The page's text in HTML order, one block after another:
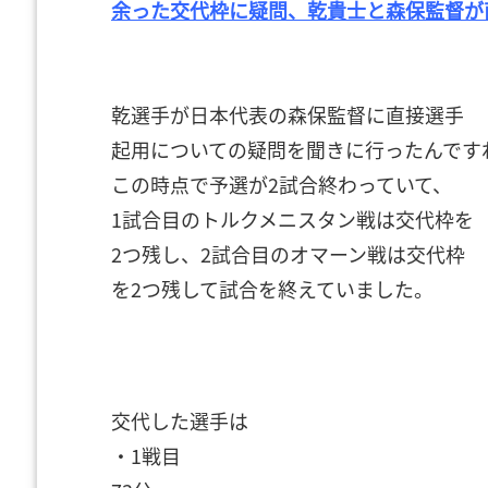
余った交代枠に疑問、乾貴士と森保監督
乾選手が日本代表の森保監督に直接選手
起用についての疑問を聞きに行ったんです
この時点で予選が2試合終わっていて、
1試合目のトルクメニスタン戦は交代枠を
2つ残し、2試合目のオマーン戦は交代枠
を2つ残して試合を終えていました。
交代した選手は
・1戦目